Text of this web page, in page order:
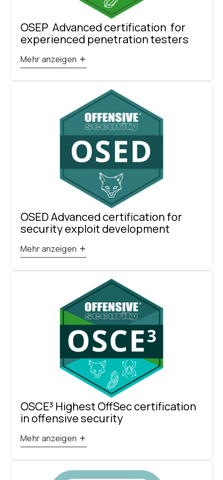
OSEP  Advanced certification  for
experienced penetration testers
Mehr anzeigen
OSED Advanced certification for
security exploit development
Mehr anzeigen
OSCE³ Highest OffSec certification
in offensive security
Mehr anzeigen